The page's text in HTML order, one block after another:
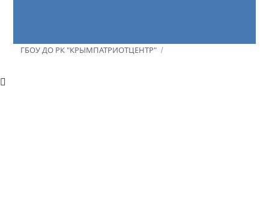
ГБОУ ДО РК "КРЫМПАТРИОТЦЕНТР"